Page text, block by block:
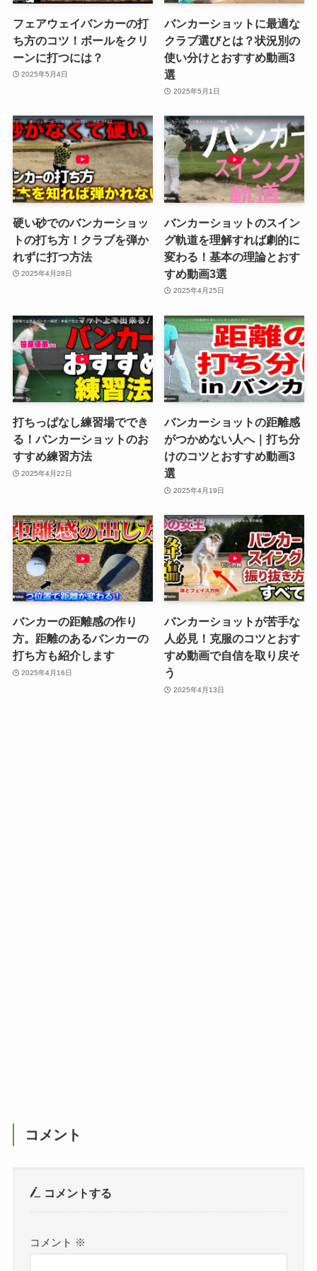
フェアウェイバンカーの打
ち方のコツ！ボールをクリ
ーンに打つには？
2025年5月4日
バンカーショットに最適な
クラブ選びとは？状況別の
使い分けとおすすめ動画3
選
2025年5月1日
硬い砂でのバンカーショッ
トの打ち方！クラブを弾か
れずに打つ方法
2025年4月28日
バンカーショットのスイン
グ軌道を理解すれば劇的に
変わる！基本の理論とおす
すめ動画3選
2025年4月25日
打ちっぱなし練習場ででき
る！バンカーショットのお
すすめ練習方法
2025年4月22日
バンカーショットの距離感
がつかめない人へ｜打ち分
けのコツとおすすめ動画3
選
2025年4月19日
バンカーの距離感の作り
方。距離のあるバンカーの
打ち方も紹介します
2025年4月16日
バンカーショットが苦手な
人必見！克服のコツとおす
すめ動画で自信を取り戻そ
う
2025年4月13日
コメント
コメントする
コメント ※